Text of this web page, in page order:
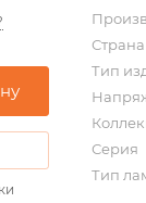
Тип
Серия
Тип